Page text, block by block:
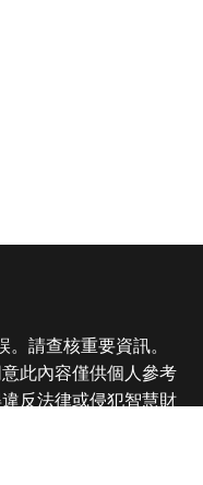
請查核重要資訊。
此內容僅供個人參考
反法律或侵犯智慧財